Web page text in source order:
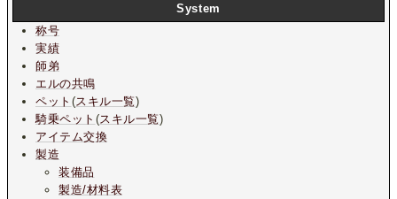
System
称号
実績
師弟
エルの共鳴
ペット (スキル一覧)
騎乗ペット (スキル一覧)
アイテム交換
製造
装備品
製造/材料表